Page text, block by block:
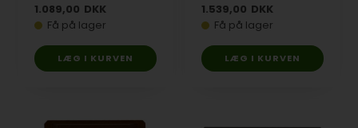
1.089,00 DKK
Få på lager
1.539,00 DKK
Få på lager